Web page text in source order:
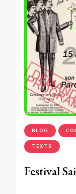
BLOG
TEXTS
Festival